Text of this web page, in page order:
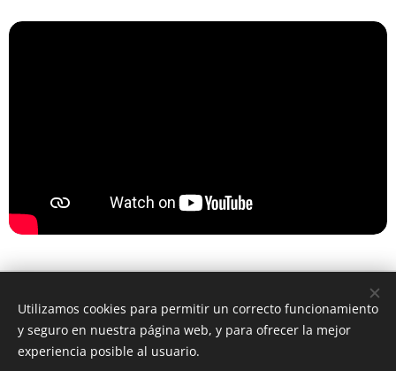
© 2023 Todos los derechos reservados
Cookies
Utilizamos cookies para permitir un correcto funcionamiento
y seguro en nuestra página web, y para ofrecer la mejor
experiencia posible al usuario.